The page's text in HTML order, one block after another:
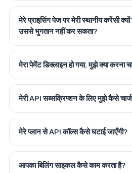
मेरे प्राइसिंग पेज पर मेरी स्थानीय करेंसी
उससे भुगतान नहीं कर सकता?
मेरा पेमेंट डिक्लाइन हो गया, मुझे क्या करना
मेरी API सब्सक्रिप्शन के लिए मुझे कैसे चार्ज
मेरे प्लान से API कॉल्स कैसे घटाई जाएँगी?
आपका बिलिंग साइकल कैसे काम करता है?